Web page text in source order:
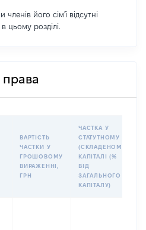
його сім'ї відсутні
цьому розділі.
права
ВАРТІСТЬ
ЧАСТКИ У
ГРОШОВОМУ
ВИРАЖЕННІ,
ГРН
ЧАСТКА У
СТАТУТНОМУ
(СКЛАДЕНОМУ)
КАПІТАЛІ (%
ВІД
ЗАГАЛЬНОГО
КАПІТАЛУ)